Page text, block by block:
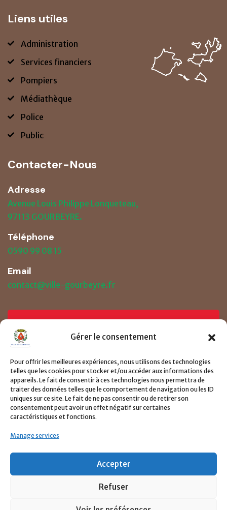
Gérer le consentement
Pour offrir les meilleures expériences, nous utilisons des technologies
telles que les cookies pour stocker et/ou accéder aux informations des
appareils. Le fait de consentir à ces technologies nous permettra de
traiter des données telles que le comportement de navigation ou les ID
uniques sur ce site. Le fait de ne pas consentir ou de retirer son
consentement peut avoir un effet négatif sur certaines
caractéristiques et fonctions.
Manage services
Accepter
Refuser
Liens utiles
Administration
Services financiers
Pompiers
Médiathèque
Police
Public
Contacter-Nous
Adresse
Avenue Louis Philippe Lonqueteau,
97113 GOURBEYRE.
Téléphone
0590 99 08 15
Email
contact@ville-gourbeyre.fr
Prendre un RDV
Consulter le page de demande de RDV ici
CLIQUER ICI